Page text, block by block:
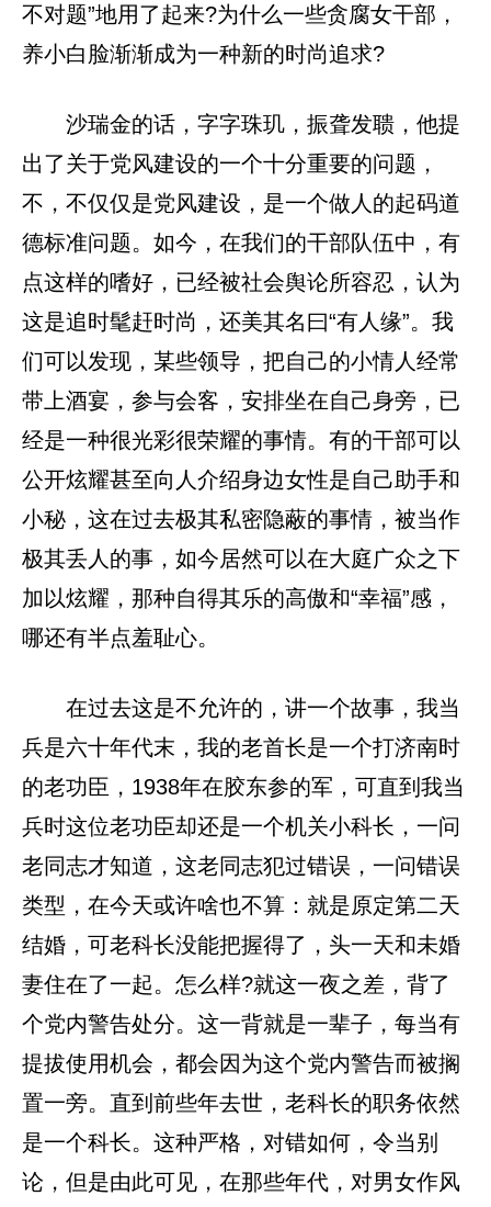
不对题”地用了起来?为什么一些贪腐女干部，
养小白脸渐渐成为一种新的时尚追求?
沙瑞金的话，字字珠玑，振聋发聩，他提
出了关于党风建设的一个十分重要的问题，
不，不仅仅是党风建设，是一个做人的起码道
德标准问题。如今，在我们的干部队伍中，有
点这样的嗜好，已经被社会舆论所容忍，认为
这是追时髦赶时尚，还美其名曰“有人缘”。我
们可以发现，某些领导，把自己的小情人经常
带上酒宴，参与会客，安排坐在自己身旁，已
经是一种很光彩很荣耀的事情。有的干部可以
公开炫耀甚至向人介绍身边女性是自己助手和
小秘，这在过去极其私密隐蔽的事情，被当作
极其丢人的事，如今居然可以在大庭广众之下
加以炫耀，那种自得其乐的高傲和“幸福”感，
哪还有半点羞耻心。
在过去这是不允许的，讲一个故事，我当
兵是六十年代末，我的老首长是一个打济南时
的老功臣，1938年在胶东参的军，可直到我当
兵时这位老功臣却还是一个机关小科长，一问
老同志才知道，这老同志犯过错误，一问错误
类型，在今天或许啥也不算：就是原定第二天
结婚，可老科长没能把握得了，头一天和未婚
妻住在了一起。怎么样?就这一夜之差，背了
个党内警告处分。这一背就是一辈子，每当有
提拔使用机会，都会因为这个党内警告而被搁
置一旁。直到前些年去世，老科长的职务依然
是一个科长。这种严格，对错如何，令当别
论，但是由此可见，在那些年代，对男女作风